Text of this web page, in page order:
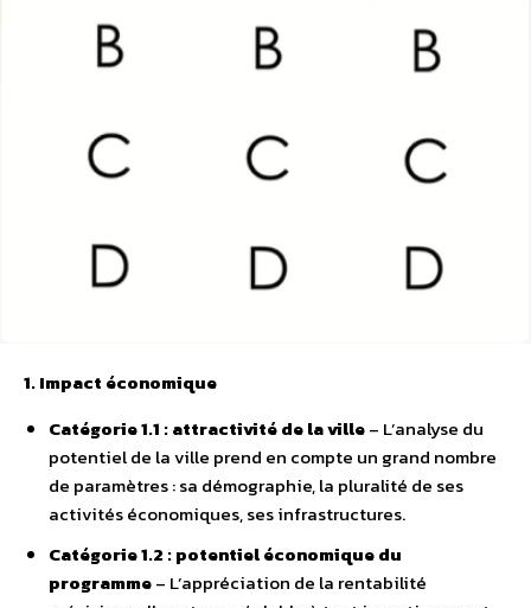
1. Impact économique
Catégorie 1.1 : attractivité de la ville– L’analyse du
potentiel de la ville prend en compte un grand nombre
de paramètres : sa démographie, la pluralité de ses
activités économiques, ses infrastructures.
Catégorie 1.2 : potentiel économique du
programme– L’appréciation de la rentabilité